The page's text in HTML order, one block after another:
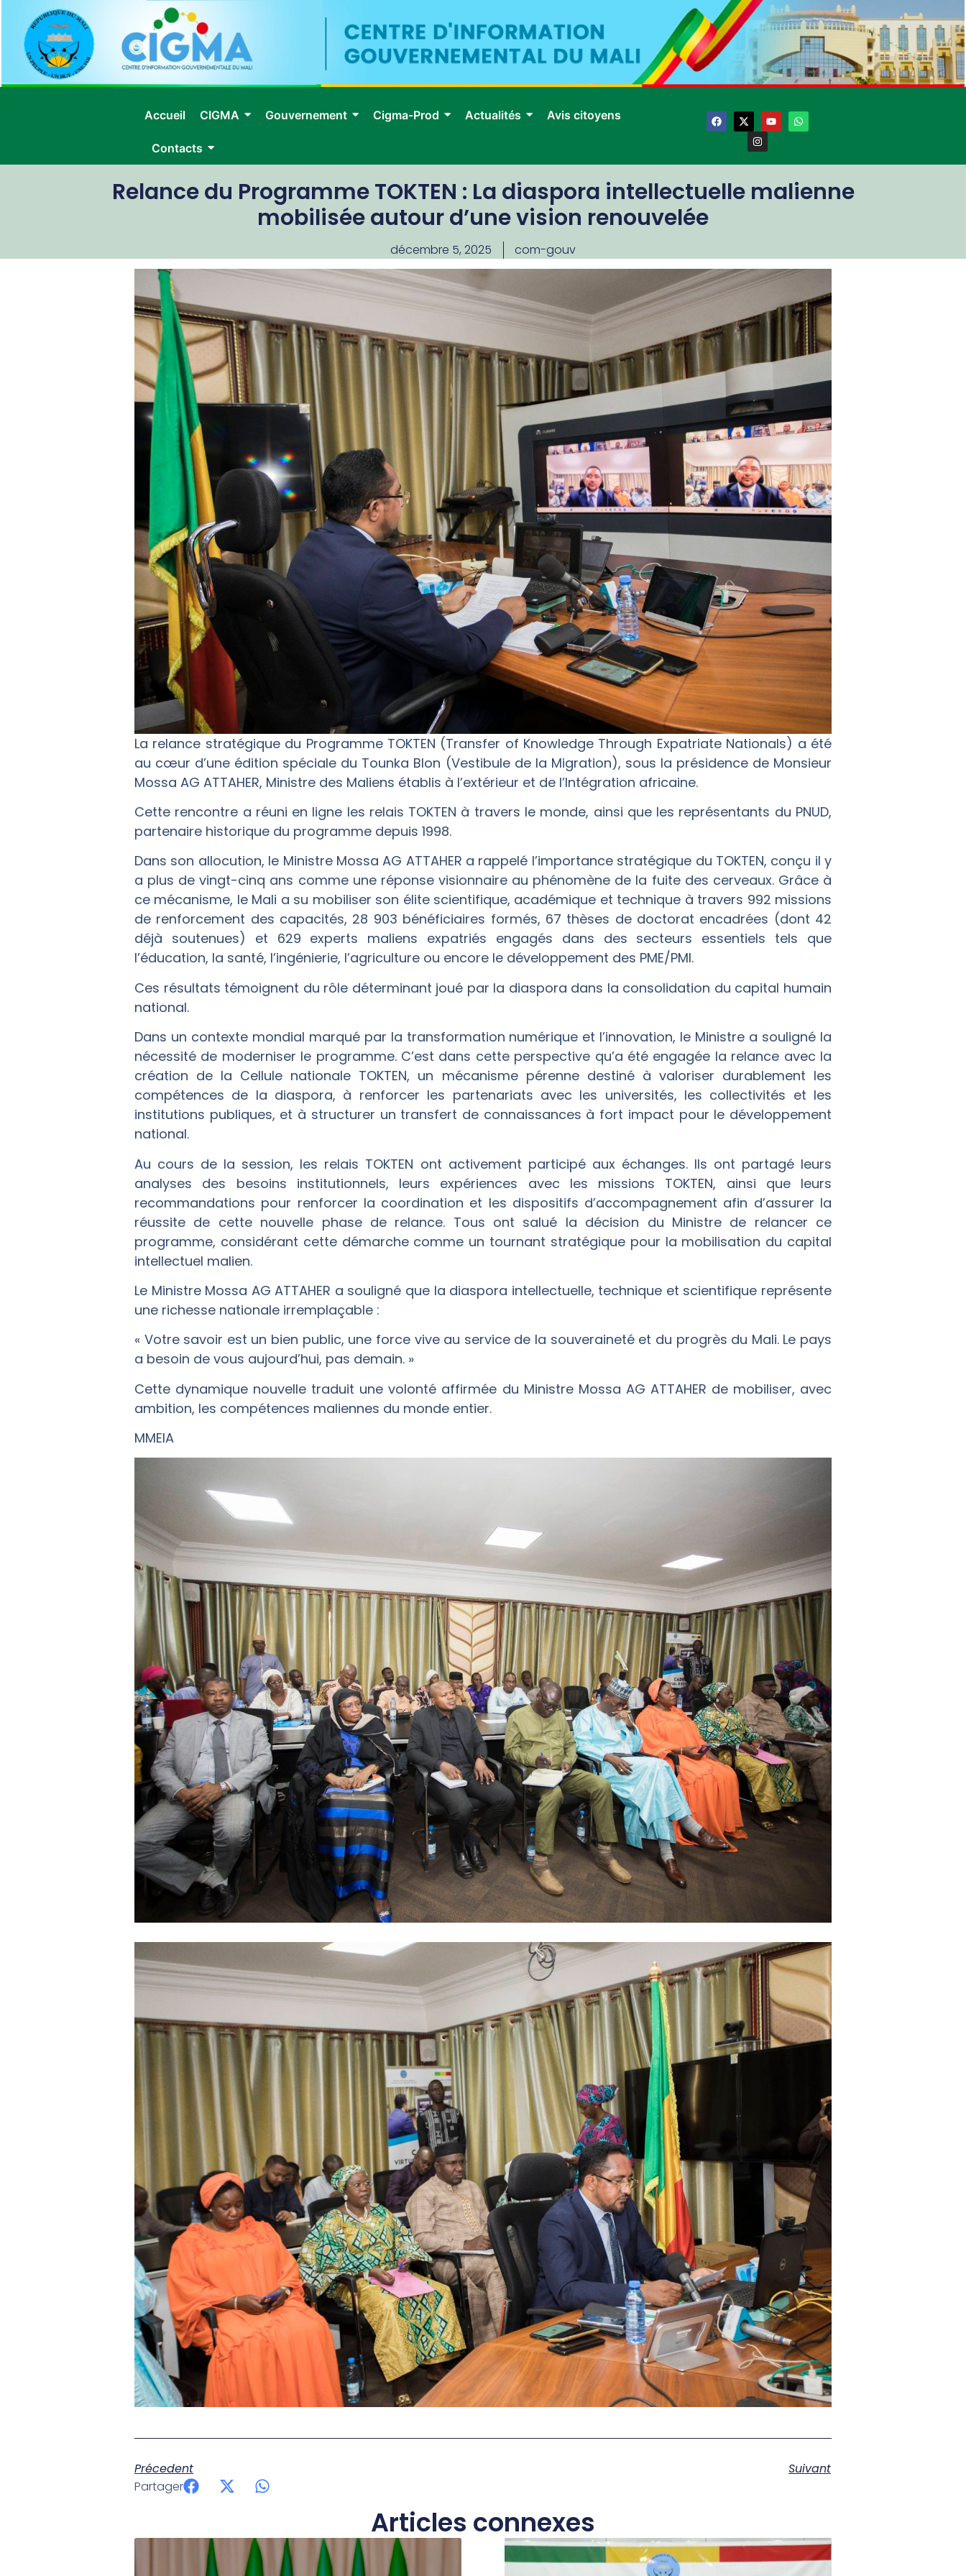
Accueil CIGMA Gouvernement Cigma-Prod Actualités Avis citoyens
Contacts
Relance du Programme TOKTEN : La diaspora intellectuelle malienne
mobilisée autour d’une vision renouvelée
décembre 5, 2025 com-gouv
La relance stratégique du Programme TOKTEN (Transfer of Knowledge Through Expatriate Nationals) a été
au cœur d’une édition spéciale du Tounka Blon (Vestibule de la Migration), sous la présidence de Monsieur
Mossa AG ATTAHER, Ministre des Maliens établis à l’extérieur et de l’Intégration africaine.
Cette rencontre a réuni en ligne les relais TOKTEN à travers le monde, ainsi que les représentants du PNUD,
partenaire historique du programme depuis 1998.
Dans son allocution, le Ministre Mossa AG ATTAHER a rappelé l’importance stratégique du TOKTEN, conçu il y
a plus de vingt-cinq ans comme une réponse visionnaire au phénomène de la fuite des cerveaux. Grâce à
ce mécanisme, le Mali a su mobiliser son élite scientifique, académique et technique à travers 992 missions
de renforcement des capacités, 28 903 bénéficiaires formés, 67 thèses de doctorat encadrées (dont 42
déjà soutenues) et 629 experts maliens expatriés engagés dans des secteurs essentiels tels que
l’éducation, la santé, l’ingénierie, l’agriculture ou encore le développement des PME/PMI.
Ces résultats témoignent du rôle déterminant joué par la diaspora dans la consolidation du capital humain
national.
Dans un contexte mondial marqué par la transformation numérique et l’innovation, le Ministre a souligné la
nécessité de moderniser le programme. C’est dans cette perspective qu’a été engagée la relance avec la
création de la Cellule nationale TOKTEN, un mécanisme pérenne destiné à valoriser durablement les
compétences de la diaspora, à renforcer les partenariats avec les universités, les collectivités et les
institutions publiques, et à structurer un transfert de connaissances à fort impact pour le développement
national.
Au cours de la session, les relais TOKTEN ont activement participé aux échanges. Ils ont partagé leurs
analyses des besoins institutionnels, leurs expériences avec les missions TOKTEN, ainsi que leurs
recommandations pour renforcer la coordination et les dispositifs d’accompagnement afin d’assurer la
réussite de cette nouvelle phase de relance. Tous ont salué la décision du Ministre de relancer ce
programme, considérant cette démarche comme un tournant stratégique pour la mobilisation du capital
intellectuel malien.
Le Ministre Mossa AG ATTAHER a souligné que la diaspora intellectuelle, technique et scientifique représente
une richesse nationale irremplaçable :
« Votre savoir est un bien public, une force vive au service de la souveraineté et du progrès du Mali. Le pays
a besoin de vous aujourd’hui, pas demain. »
Cette dynamique nouvelle traduit une volonté affirmée du Ministre Mossa AG ATTAHER de mobiliser, avec
ambition, les compétences maliennes du monde entier.
MMEIA
Précedent
Suivant
Partager
Articles connexes